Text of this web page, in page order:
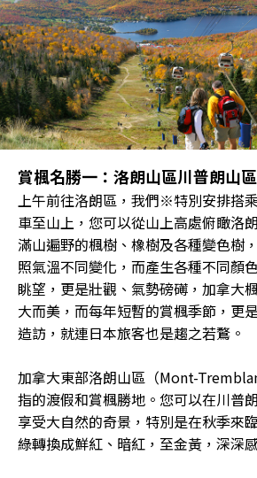
賞楓名勝一：洛朗山區川普朗山
上午前往洛朗區，我們※特別安排搭
車至山上，您可以從山上高處俯瞰洛
滿山遍野的楓樹、橡樹及各種變色樹
照氣溫不同變化，而產生各種不同顏
眺望，更是壯觀、氣勢磅礡，加拿大
大而美，而每年短暫的賞楓季節，更
造訪，就連日本旅客也是趨之若鶩。
加拿大東部洛朗山區（Mont-
指的渡假和賞楓勝地。您可以在川普
享受大自然的奇景，特別是在秋季來
綠轉換成鮮紅、暗紅，至金黃，深深